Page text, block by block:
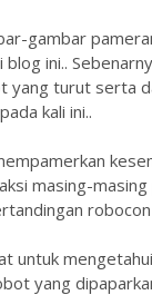
gambar
blog ini..
yang turut serta
kali ini..
masing-
untuk
yang